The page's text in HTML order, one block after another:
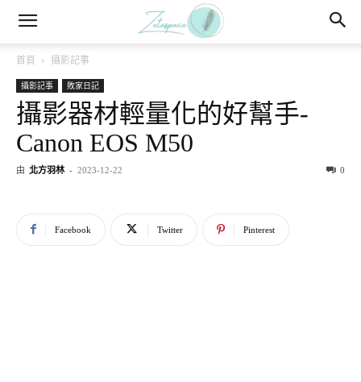
首頁 攝影記事
攝影記事 敗家日記
攝影器材輕量化的好幫手-
Canon EOS M50
由 北方羽林 - 2023-12-22 0
Facebook Twitter Pinterest